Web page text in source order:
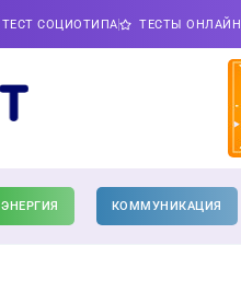
ТЕСТ СОЦИОТИПА ТЕСТЫ ОНЛАЙН
ЭНЕРГИЯ КОММУНИКАЦИЯ